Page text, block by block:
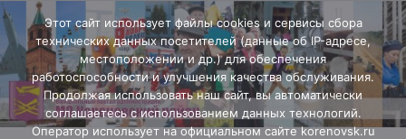
Перейти
к
содержимому
Этот сайт использует файлы cookies и сервисы сбора
технических данных посетителей (данные об IP-адресе,
местоположении и др.) для обеспечения
работоспособности и улучшения качества обслуживания.
Продолжая использовать наш сайт, вы автоматически
соглашаетесь с использованием данных технологий.
Оператор использует на официальном сайте korenovsk.ru